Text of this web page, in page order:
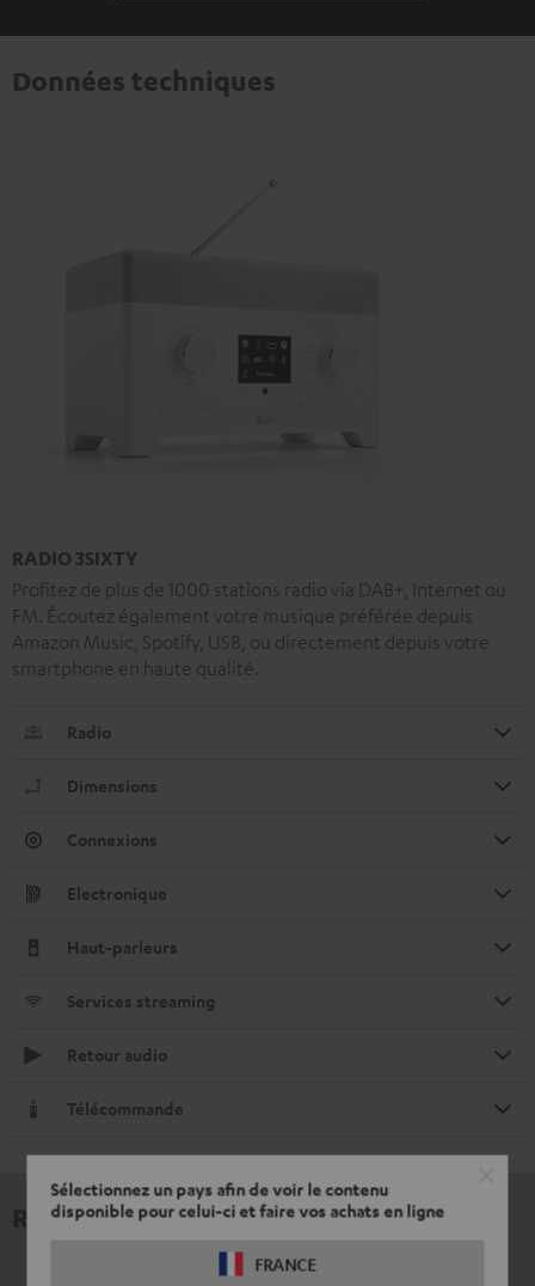
Sélectionnez un pays afin de voir le contenu
disponible pour celui-ci et faire vos achats en ligne
FRANCE
Données techniques
RADIO 3SIXTY
Profitez de plus de 1000 stations radio via DAB+, Internet ou
FM. Écoutez également votre musique préférée depuis
Amazon Music, Spotify, USB, ou directement depuis votre
smartphone en haute qualité.
Radio
Dimensions
Connexions
Electronique
Haut-parleurs
Services streaming
Retour audio
Télécommande
Revues et tests